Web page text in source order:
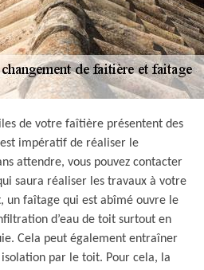
de votre faîtière présentent des
impératif de réaliser le
attendre, vous pouvez contacter
saura réaliser les travaux à votre
un faîtage qui est abîmé ouvre le
d’eau de toit surtout en
Cela peut également entraîner
isolation par le toit. Pour cela, la